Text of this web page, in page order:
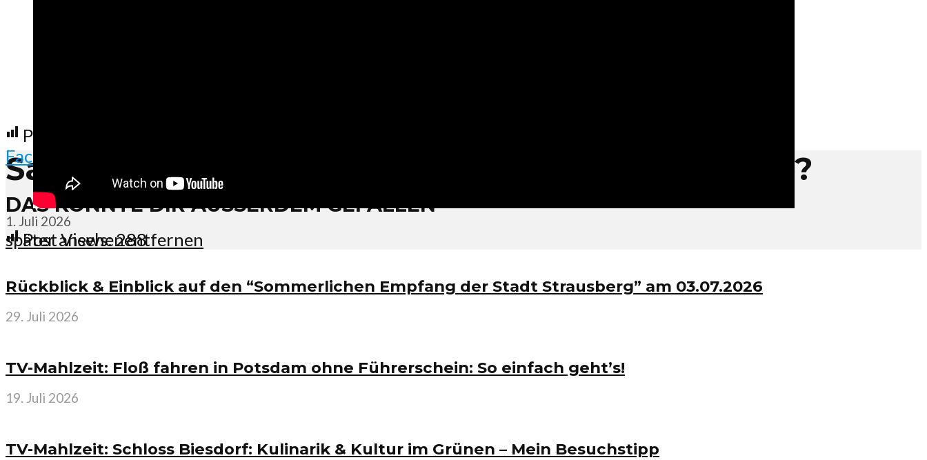
Post Views:288
Sanddorn-Paradies bei Potsdam: Ein Geheimtipp?
1. Juli 2026
später ansehenentfernen
Post Views:
Facebook
DAS KÖNNTE DIR AUSSERDEM GEFALLEN
Rückblick & Einblick auf den “Sommerlichen Empfang der Stadt Strausberg” am 03.07.2026
29. Juli 2026
TV-Mahlzeit: Floß fahren in Potsdam ohne Führerschein: So einfach geht’s!
19. Juli 2026
TV-Mahlzeit: Schloss Biesdorf: Kulinarik & Kultur im Grünen – Mein Besuchstipp